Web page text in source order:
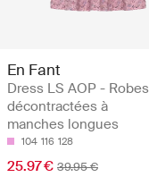
En Fant
Dress LS AOP - Robes
décontractées à
manches longues
104 116 128
25.97 € 39.95 €